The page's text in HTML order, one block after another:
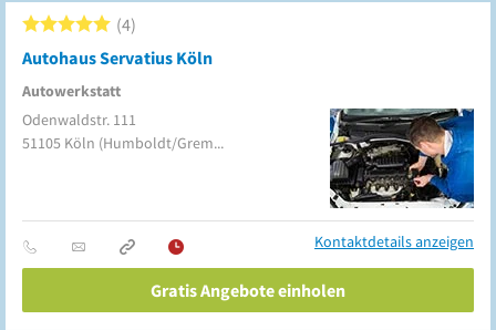
Autohaus Servatius Köln
Autowerkstatt
4
Odenwaldstr. 111
51105 Köln (Humboldt/Gremberg)
Kontaktdetails anzeigen
Gratis Angebote einholen